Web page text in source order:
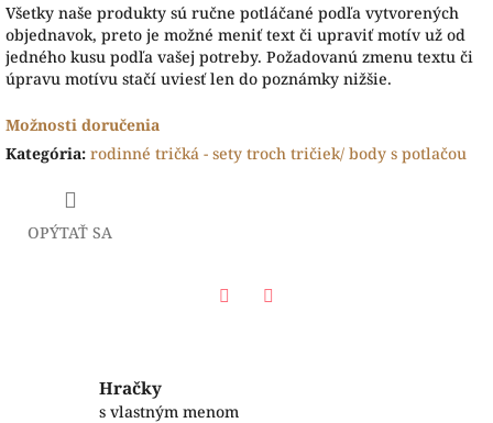
Všetky naše produkty sú ručne potláčané podľa vytvorených
objednavok, preto je možné meniť text či upraviť motív už od
jedného kusu podľa vašej potreby. Požadovanú zmenu textu či
úpravu motívu stačí uviesť len do poznámky nižšie.
Možnosti doručenia
Kategória: rodinné tričká - sety troch tričiek/ body s potlačou
OPÝTAŤ SA
Hračky
s vlastným menom